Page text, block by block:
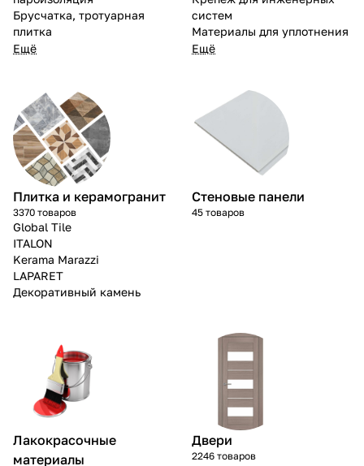
Брусчатка, тротуарная
плитка
Ещё
систем
Материалы для уплотнения
Ещё
Плитка и керамогранит
3370 товаров
Global Tile
ITALON
Kerama Marazzi
LAPARET
Декоративный камень
Стеновые панели
45 товаров
Лакокрасочные
материалы
Двери
2246 товаров